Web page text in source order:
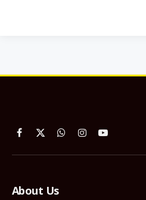
Facebook
X
WhatsApp
InstagramYouTube
About Us